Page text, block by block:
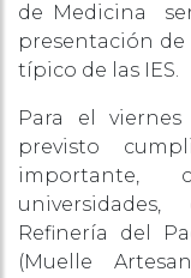
de Medicina
presentación de
típico de las IES.
Para el
previsto
importante,
Refinería del
(Muelle